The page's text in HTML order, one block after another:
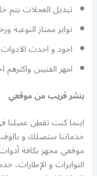
تبديل العجلات يتم خلال
تواير ممتاز النوعية
اجود و احدث
امهر الفنيين واكثرهم
بنشر قريب من موقعي
اينما كنت تقطن
خدماتنا ستصلك و
موقعي مجهز بكافة
التوايرات و